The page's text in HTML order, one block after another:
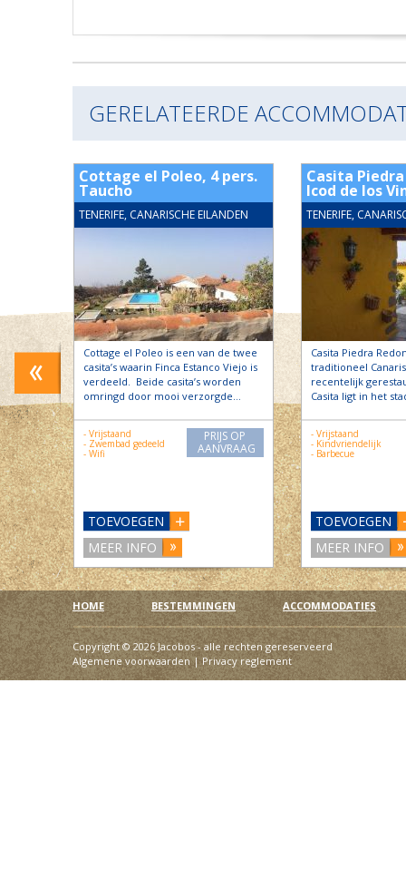
GERELATEERDE
het
OP
Cottage el Poleo, 4 pers.
Taucho
TENERIFE, CANARISCHE EILANDEN
Cottage el Poleo is een van de twee
casita’s waarin Finca Estanco Viejo is
verdeeld. Beide casita’s worden
omringd door mooi verzorgde…
- Vrijstaand
- Zwembad gedeeld
- Wifi
PRIJS OP
AANVRAAG
TOEVOEGEN
MEER INFO
Casita
Icod de los
TENERIFE,
Casita Piedra
traditioneel
recentelijk
Casita ligt in het
- Vrijstaand
- Kindvriendelijk
- Barbecue
TOEVOEGEN
MEER INFO
HOME BESTEMMINGEN ACCOMMODATIES
Copyright © 2026 Jacobos - alle rechten gereserveerd
Algemene voorwaarden|Privacy reglement